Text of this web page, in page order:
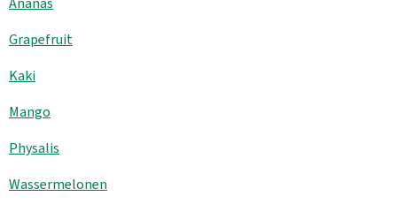
Getränke
Kosmetik
Grapefruit
Kaki
Mango
Physalis
Wassermelonen